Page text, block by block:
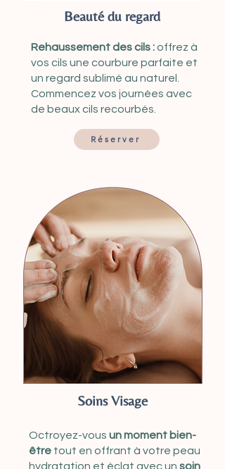
Beauté du regard
Rehaussement des cils :offrez à
vos cils une courbure parfaite et
un regard sublimé au naturel.
Commencez vos journées avec
de beaux cils recourbés.
Réserver
Soins Visage
Octroyez-vous un moment bien-
être tout en offrant à votre peau
hydratation et éclat avec un soin